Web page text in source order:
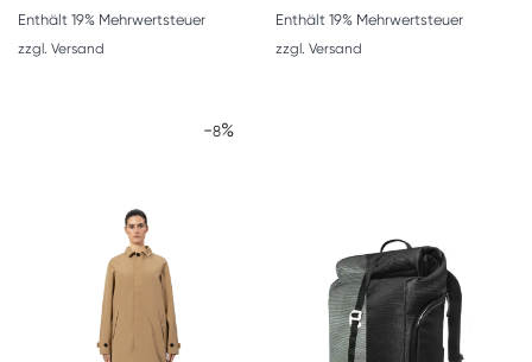
Enthält 19% Mehrwertsteuer
zzgl. Versand
Enthält 19% Mehrwertsteuer
zzgl. Versand
-8%